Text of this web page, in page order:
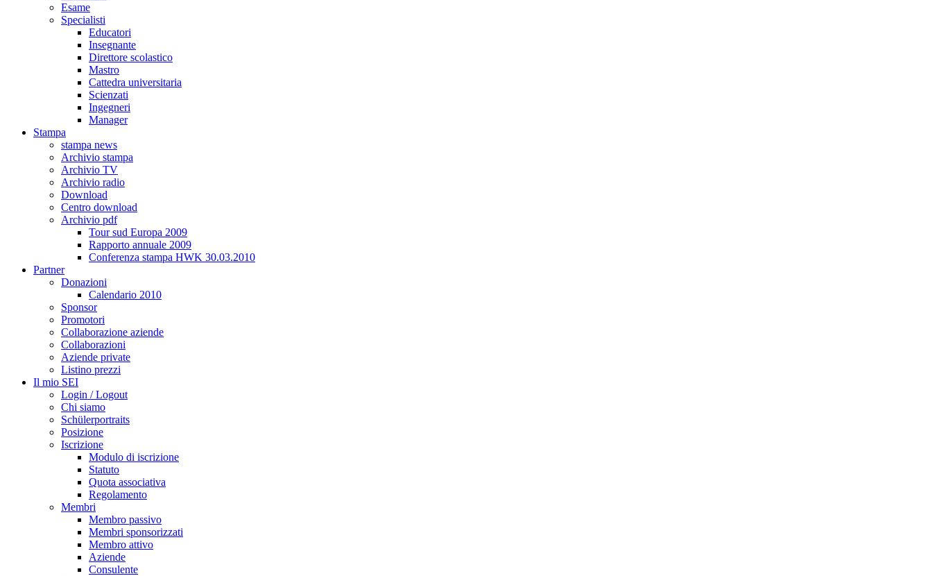
Esame
Specialisti
Educatori
Insegnante
Direttore scolastico
Mastro
Cattedra universitaria
Scienzati
Ingegneri
Manager
Stampa
stampa news
Archivio stampa
Archivio TV
Archivio radio
Download
Centro download
Archivio pdf
Tour sud Europa 2009
Rapporto annuale 2009
Conferenza stampa HWK 30.03.2010
Partner
Donazioni
Calendario 2010
Sponsor
Promotori
Collaborazione aziende
Collaborazioni
Aziende private
Listino prezzi
Il mio SEI
Login / Logout
Chi siamo
Schülerportraits
Posizione
Iscrizione
Modulo di iscrizione
Statuto
Quota associativa
Regolamento
Membri
Membro passivo
Membri sponsorizzati
Membro attivo
Aziende
Consulente